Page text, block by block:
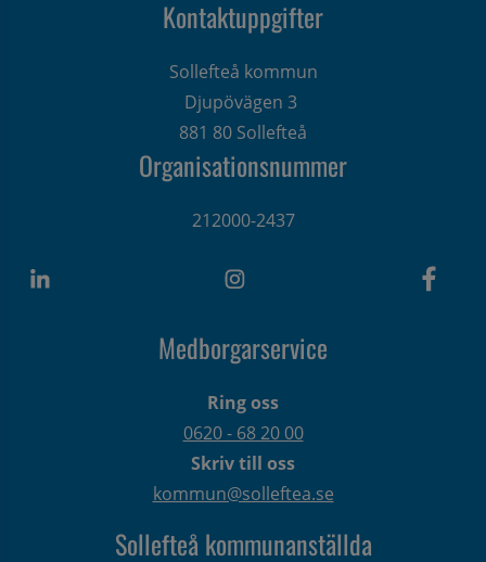
Kontaktuppgifter
Sollefteå kommun
Djupövägen 3
881 80 Sollefteå
Organisationsnummer
212000-2437
Medborgarservice
Ring oss
0620 - 68 20 00
Skriv till oss
kommun@solleftea.se
Sollefteå kommunanställda